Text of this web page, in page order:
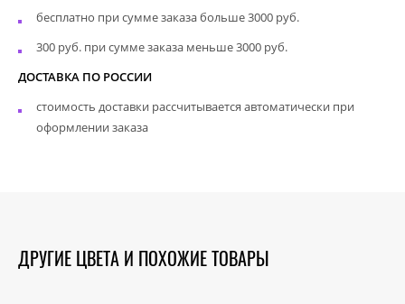
бесплатно при сумме заказа больше 3000 руб.
300 руб. при сумме заказа меньше 3000 руб.
ДОСТАВКА ПО РОССИИ
стоимость доставки рассчитывается автоматически при
оформлении заказа
ДРУГИЕ ЦВЕТА И ПОХОЖИЕ ТОВАРЫ